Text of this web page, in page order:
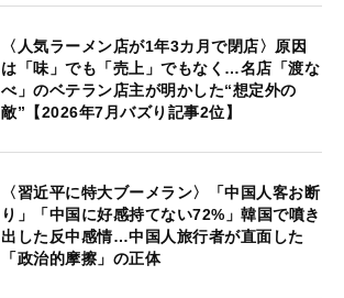
〈人気ラーメン店が1年3カ月で閉店〉原因
は「味」でも「売上」でもなく…名店「渡な
べ」のベテラン店主が明かした“想定外の
敵”【2026年7月バズり記事2位】
〈習近平に特大ブーメラン〉「中国人客お断
り」「中国に好感持てない72%」韓国で噴き
出した反中感情…中国人旅行者が直面した
「政治的摩擦」の正体